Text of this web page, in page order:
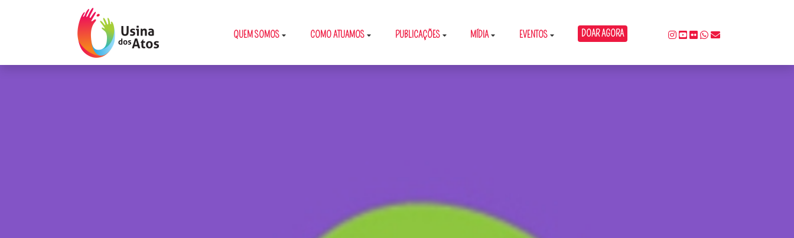
QUEM SOMOS COMO ATUAMOS PUBLICAÇÕES MÍDIA EVENTOS DOAR AGORA